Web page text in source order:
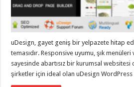
taşımacılık,
gaziantep
evden
gaziantep
evden
taşımacılık,
gaziantep
uDesign, gayet geniş bir yelpazete hitap
temasıdır. Responsive uyumu, şık menüleri
sayesinde abartısız bir kurumsal
şirketler için ideal olan uDesign WordPress